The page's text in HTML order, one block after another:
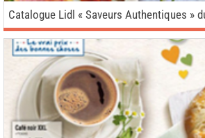
Catalogue Lidl « Saveurs Authentiques »